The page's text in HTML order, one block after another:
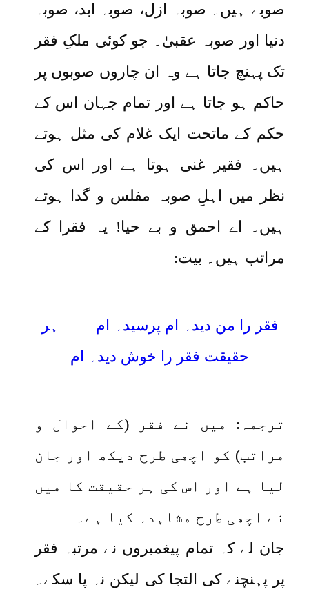
صوبے ہیں۔ صوبہ ازل، صوبہ ابد، صوبہ
دنیا اور صوبہ عقبیٰ۔ جو کوئی ملکِ فقر
تک پہنچ جاتا ہے وہ ان چاروں صوبوں پر
حاکم ہو جاتا ہے اور تمام جہان اس کے
حکم کے ماتحت ایک غلام کی مثل ہوتے
ہیں۔ فقیر غنی ہوتا ہے اور اس کی
نظر میں اہلِ صوبہ مفلس و گدا ہوتے
ہیں۔ اے احمق و بے حیا! یہ فقرا کے
مراتب ہیں۔ بیت:
فقر را من دیدہ ام پرسیدہ ام ہر
حقیقت فقر را خوش دیدہ ام
ترجمہ: میں نے فقر (کے احوال و
مراتب) کو اچھی طرح دیکھ اور جان
لیا ہے اور اس کی ہر حقیقت کا میں
نے اچھی طرح مشاہدہ کیا ہے۔
جان لے کہ تمام پیغمبروں نے مرتبہ فقر
پر پہنچنے کی التجا کی لیکن نہ پا سکے۔